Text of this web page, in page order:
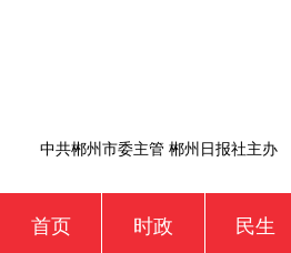
中共郴州市委主管 郴州日报社主办
首页 时政 民生